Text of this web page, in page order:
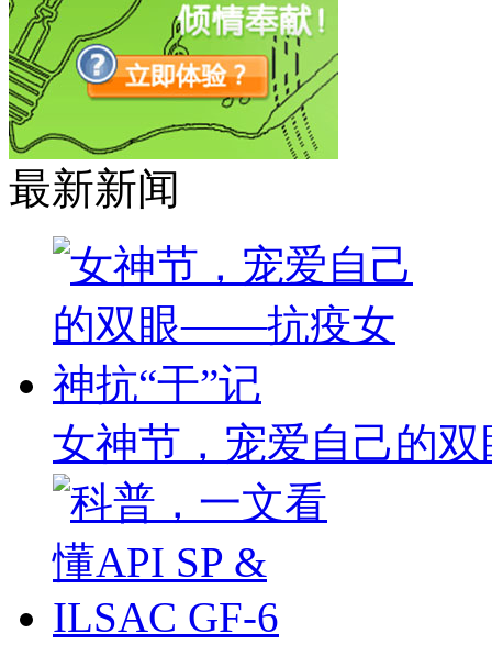
最新新闻
女神节，宠爱自己的